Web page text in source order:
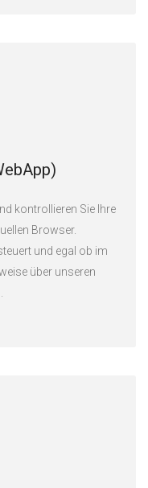
kontrollieren Sie Ihre
Browser.
und egal ob im
über unseren